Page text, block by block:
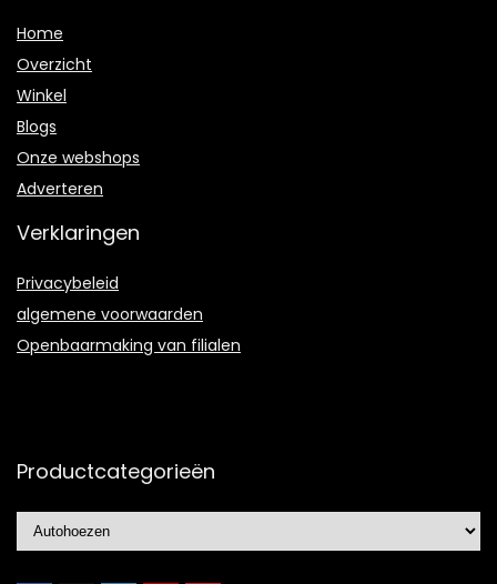
Home
Overzicht
Winkel
Blogs
Onze webshops
Adverteren
Verklaringen
Privacybeleid
algemene voorwaarden
Openbaarmaking van filialen
Productcategorieën